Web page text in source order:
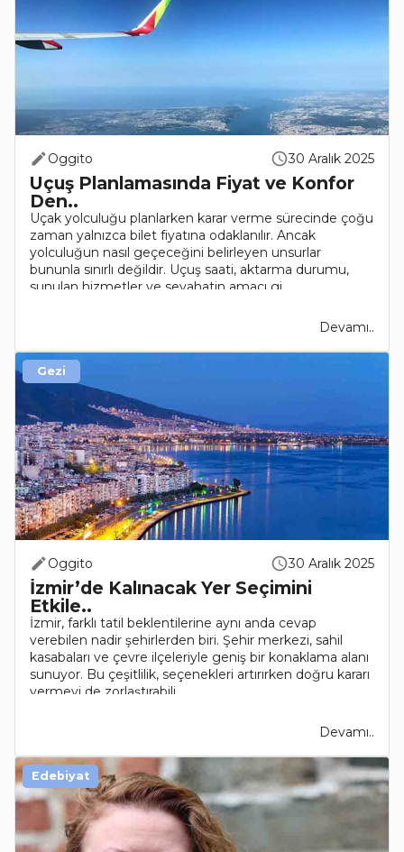
Oggito 30 Aralık 2025
Uçuş Planlamasında Fiyat ve Konfor
Den..
Uçak yolculuğu planlarken karar verme sürecinde çoğu
zaman yalnızca bilet fiyatına odaklanılır. Ancak
yolculuğun nasıl geçeceğini belirleyen unsurlar
bununla sınırlı değildir. Uçuş saati, aktarma durumu,
sunulan hizmetler ve seyahatin amacı gi..
Devamı..
Oggito 30 Aralık 2025
İzmir’de Kalınacak Yer Seçimini
Etkile..
İzmir, farklı tatil beklentilerine aynı anda cevap
verebilen nadir şehirlerden biri. Şehir merkezi, sahil
kasabaları ve çevre ilçeleriyle geniş bir konaklama alanı
sunuyor. Bu çeşitlilik, seçenekleri artırırken doğru kararı
vermeyi de zorlaştırabili..
Devamı..
Gezi
Edebiyat